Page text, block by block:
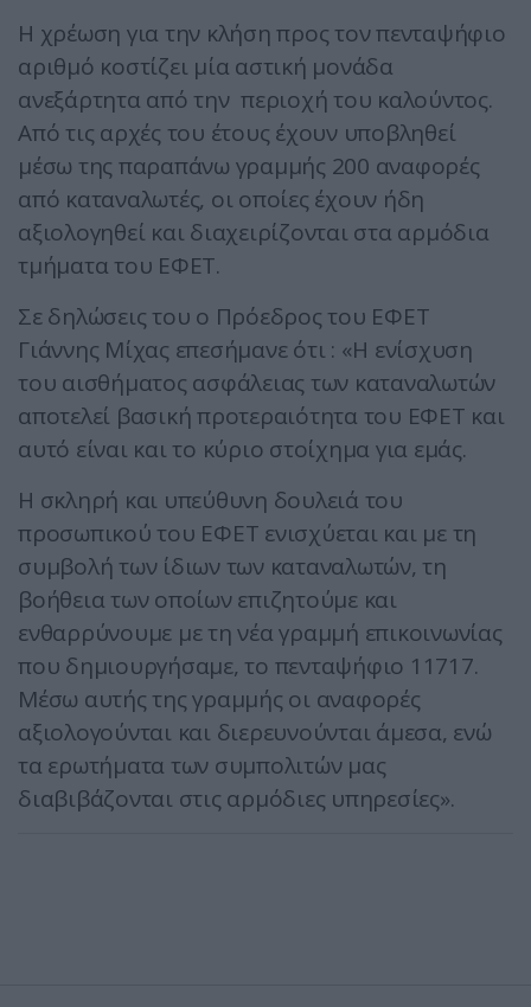
Η χρέωση για την κλήση προς τον πενταψήφιο
αριθμό κοστίζει μία αστική μονάδα
ανεξάρτητα από την περιοχή του καλούντος.
Από τις αρχές του έτους έχουν υποβληθεί
μέσω της παραπάνω γραμμής 200 αναφορές
από καταναλωτές, οι οποίες έχουν ήδη
αξιολογηθεί και διαχειρίζονται στα αρμόδια
τμήματα του ΕΦΕΤ.
Σε δηλώσεις του ο Πρόεδρος του ΕΦΕΤ
Γιάννης Μίχας επεσήμανε ότι : «Η ενίσχυση
του αισθήματος ασφάλειας των καταναλωτών
αποτελεί βασική προτεραιότητα του ΕΦΕΤ και
αυτό είναι και το κύριο στοίχημα για εμάς.
Η σκληρή και υπεύθυνη δουλειά του
προσωπικού του ΕΦΕΤ ενισχύεται και με τη
συμβολή των ίδιων των καταναλωτών, τη
βοήθεια των οποίων επιζητούμε και
ενθαρρύνουμε με τη νέα γραμμή επικοινωνίας
που δημιουργήσαμε, το πενταψήφιο 11717.
Μέσω αυτής της γραμμής οι αναφορές
αξιολογούνται και διερευνούνται άμεσα, ενώ
τα ερωτήματα των συμπολιτών μας
διαβιβάζονται στις αρμόδιες υπηρεσίες».